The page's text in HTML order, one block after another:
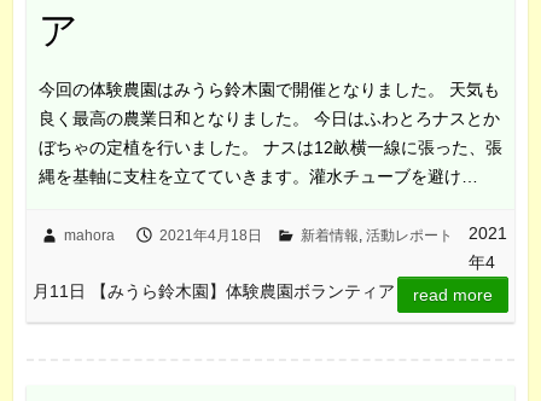
ア
今回の体験農園はみうら鈴木園で開催となりました。 天気も
良く最高の農業日和となりました。 今日はふわとろナスとか
ぼちゃの定植を行いました。 ナスは12畝横一線に張った、張
縄を基軸に支柱を立てていきます。灌水チューブを避け…
mahora 2021年4月18日 新着情報, 活動レポート
2021
年4
月11日 【みうら鈴木園】体験農園ボランティア
read more